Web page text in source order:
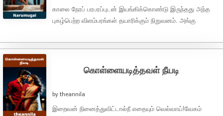
காலை நேரப் பரபரப்புடன் இயங்கிக்கொண்டு இருந்தது அந்த
புகழ்பெற்ற விளம்பரங்கள் தயாரிக்கும் நிறுவனம். அங்கு
பேசிகொண்டு ...
கொள்ளையடித்தவள் நீயடி
by theannila
இறைவன் நினைத்துவிட்டால்நீ எதையும் வெல்வாய்!வேகம்